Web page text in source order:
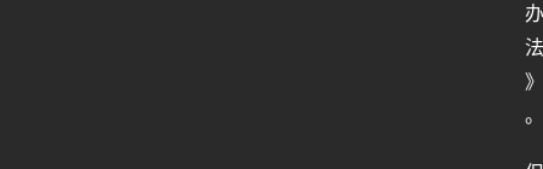
办
法
》
。